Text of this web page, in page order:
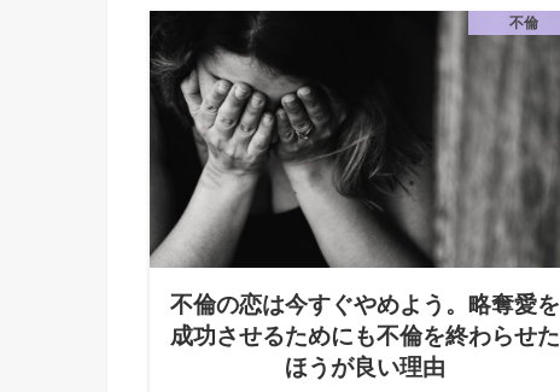
不倫
不倫の恋は今すぐやめよう。略奪愛を
成功させるためにも不倫を終わらせた
ほうが良い理由